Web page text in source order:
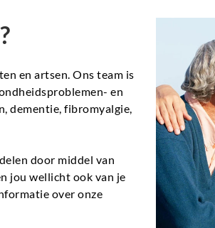
en artsen. Ons team is
en
dementie, fibromyalgie,
door middel van
jou wellicht ook van je
over onze